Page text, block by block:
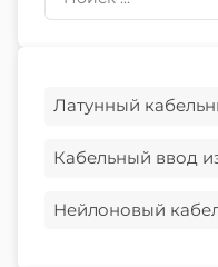
Латунный
Кабельный ввод
Нейлоновый